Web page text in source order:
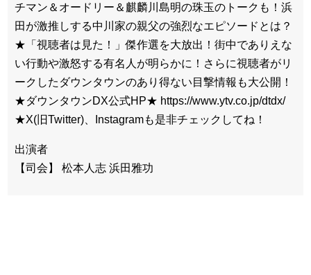
チマン＆オードリー＆麒麟川島明の珠玉のトークも！浜
田が激推しする中川家の親父の強烈なエピソードとは？
★「視聴者は見た！」傑作選を大放出！街中でありえな
い行動や激怒する有名人が明らかに！さらに視聴者がリ
ークしたダウンタウンのあり得ない目撃情報も大公開！
★ダウンタウンDX公式HP★ https://www.ytv.co.jp/dtdx/
★X(旧Twitter)、Instagramも是非チェックしてね！
出演者
【司会】 松本人志 浜田雅功